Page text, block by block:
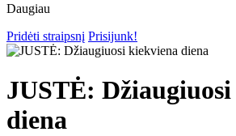
Daugiau
Pridėti straipsnį Prisijunk!
JUSTĖ:
diena